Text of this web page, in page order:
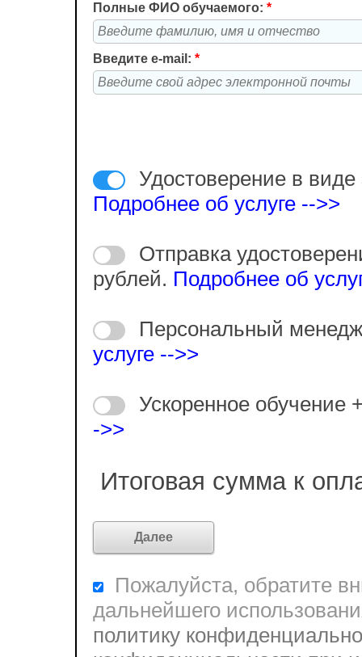
Полные ФИО обучаемого: *
Введите e-mail: *
Удостоверение в виде
Подробнее об услуге -->>
Отправка
рублей. Подробнее об
Персональный
услуге -->>
Ускоренное обучение
->>
Итоговая сумма к
Пожалуйста, обратите
дальнейшего
политику